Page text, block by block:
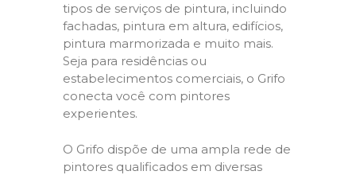
tipos de serviços de pintura, incluindo
fachadas, pintura em altura, edifícios,
pintura marmorizada e muito mais.
Seja para residências ou
estabelecimentos comerciais, o Grifo
conecta você com pintores
experientes.
O Grifo dispõe de uma ampla rede de
pintores qualificados em diversas